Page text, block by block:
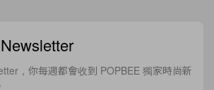
，你每週都會收到 POPBEE 獨家時尚新